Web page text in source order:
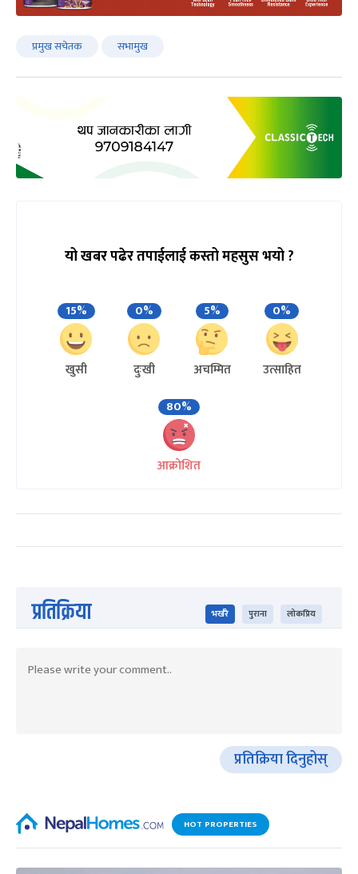
प्रमुख सचेतक सभामुख
यो खबर पढेर तपाईलाई कस्तो महसुस भयो ?
15%
खुसी
0%
दुःखी
5%
अचम्मित
0%
उत्साहित
80%
आक्रोशित
प्रतिक्रिया भर्खरै पुराना लोकप्रिय
प्रतिक्रिया दिनुहोस्
HOT PROPERTIES